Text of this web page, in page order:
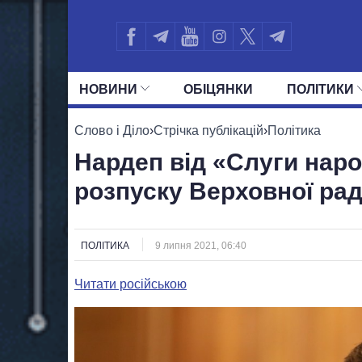
НОВИНИ ОБIЦЯНКИ ПОЛIТИКИ
УСІ ПОЛІТИКИ ПРЕЗИДЕНТ І ОФІС
Слово і Діло›Стрічка публікацій›Політика
Нардеп від «Слуги
розпуску Верховної
ПОЛІТИКА 9 липня 2021, 06:40
Читати російською